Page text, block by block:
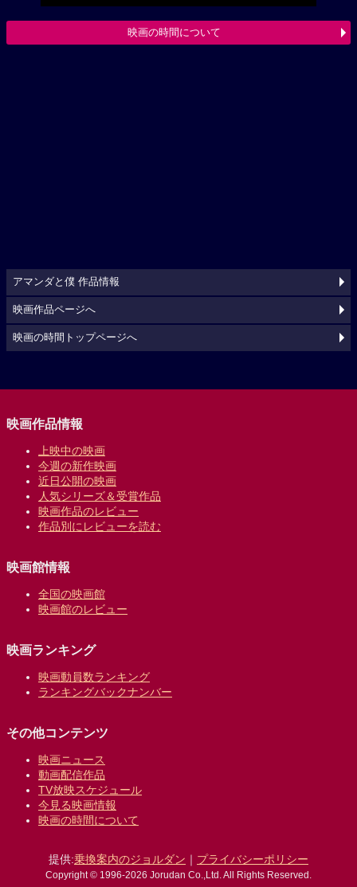
映画の時間について
アマンダと僕 作品情報
映画作品ページへ
映画の時間トップページへ
映画作品情報
上映中の映画
今週の新作映画
近日公開の映画
人気シリーズ＆受賞作品
映画作品のレビュー
作品別にレビューを読む
映画館情報
全国の映画館
映画館のレビュー
映画ランキング
映画動員数ランキング
ランキングバックナンバー
その他コンテンツ
映画ニュース
動画配信作品
TV放映スケジュール
今見る映画情報
映画の時間について
提供:乗換案内のジョルダン ｜ プライバシーポリシー
Copyright © 1996-2026 Jorudan Co.,Ltd. All Rights Reserved.